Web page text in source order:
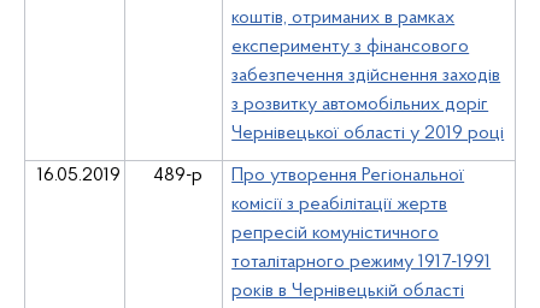
коштів, отриманих в рамках
експерименту з фінансового
забезпечення здійснення заходів
з розвитку автомобільних доріг
Чернівецької області у 2019 році
16.05.2019 489-р
Про утворення Регіональної
комісії з реабілітації жертв
репресій комуністичного
тоталітарного режиму 1917-1991
років в Чернівецькій області